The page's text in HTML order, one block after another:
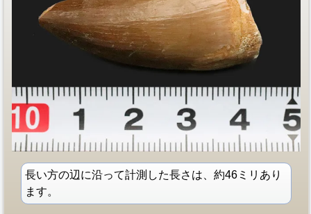
長い方の辺に沿って計測した長さは、約46ミリあり
ます。